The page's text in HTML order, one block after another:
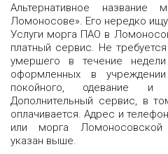
Альтернативное
Ломоносове». Его нередко
Услуги морга ПАО в
платный сервис. Не
умершего в течение
оформленных в
покойного, одевание и
Дополнительный сервис, в
оплачивается. Адрес и
или морга Ломоносовской
указан выше.